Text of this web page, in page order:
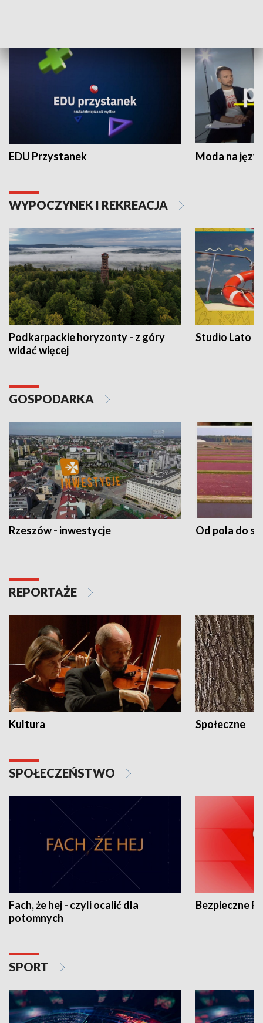
EDU Przystanek Moda na
WYPOCZYNEK I REKREACJA
Podkarpackie horyzonty - z góry
widać więcej
Studio Lato
GOSPODARKA
Rzeszów - inwestycje Od pola do
REPORTAŻE
Kultura Społeczne
SPOŁECZEŃSTWO
Fach, że hej - czyli ocalić dla
potomnych
Bezpieczne
SPORT